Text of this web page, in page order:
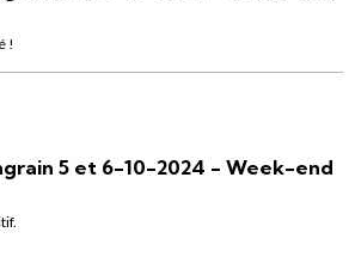
!
5 et 6-10-2024 - Week-end